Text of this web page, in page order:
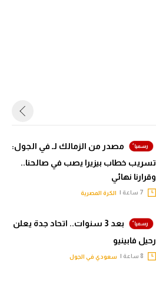
مصدر من الزمالك لـ في الجول:
تسريب خطاب بيزيرا يصب في صالحنا..
وقرارنا نهائي
الكرة المصرية
بعد 3 سنوات.. اتحاد جدة يعلن
رحيل فابينيو
سعودي في الجول